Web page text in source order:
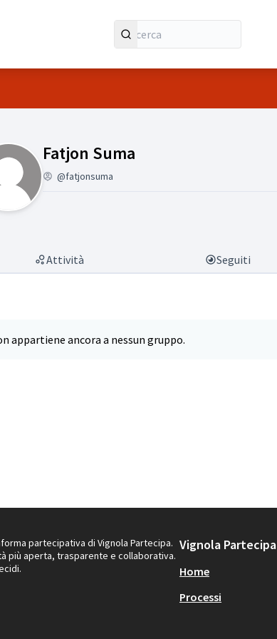
Fatjon Suma
(Fatjon Suma)
@fatjonsuma
Attività Seguiti
appartiene ancora a nessun gruppo.
partecipativa di Vignola Partecipa.
più aperta, trasparente e collaborativa.
Vignola Partecipa
Home
Processi